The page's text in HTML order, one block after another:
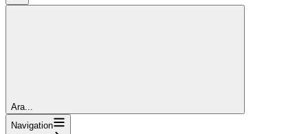
Ara...
Navigation